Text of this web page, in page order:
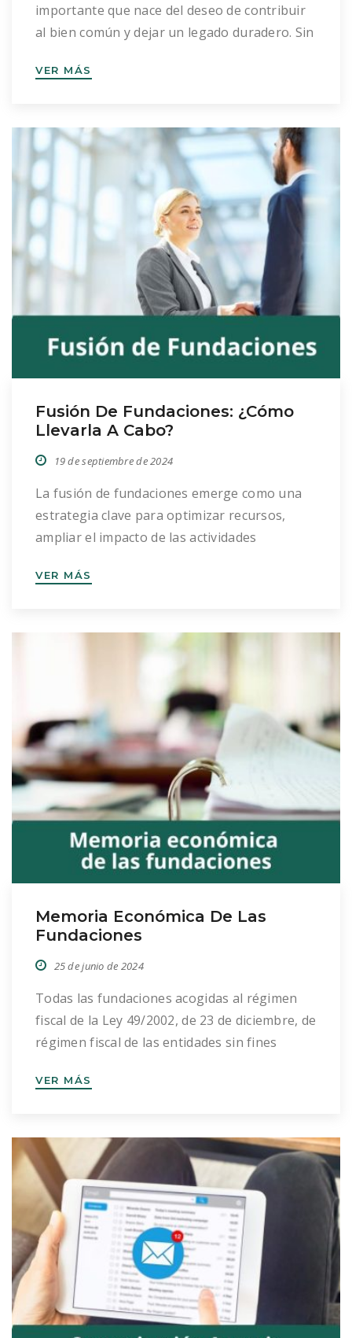
importante que nace del deseo de contribuir
al bien común y dejar un legado duradero. Sin
entorpecida por ciertos errores frecuentes
este artículo repasamos los fallos más
habituales, […]
VER MÁS
Fusión De Fundaciones: ¿Cómo
Llevarla A Cabo?
19 de septiembre de 2024
La fusión de fundaciones emerge como una
estrategia clave para optimizar recursos,
ampliar el impacto de las actividades
la consecución de objetivos fundacionales. En
gestión de fundaciones, detallamos el
procedimiento y los aspectos legales […]
VER MÁS
Memoria Económica De Las
Fundaciones
25 de junio de 2024
Todas las fundaciones acogidas al régimen
fiscal de la Ley 49/2002, de 23 de diciembre, de
régimen fiscal de las entidades sin fines
mecenazgo están obligadas a preparar y
carácter anual, el Patronato de las
Fundaciones deberán confeccionar las […]
VER MÁS